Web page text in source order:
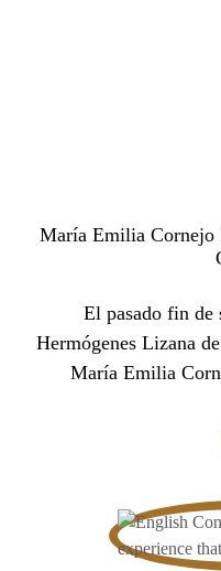
María Emilia Cornejo
El pasado fin de
Hermógenes Lizana
María Emilia